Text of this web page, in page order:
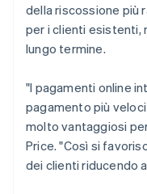
della riscossione più
per i clienti esistenti,
lungo termine.
"I pagamenti online
pagamento più
molto vantaggiosi
Price. "Così si
dei clienti riducendo